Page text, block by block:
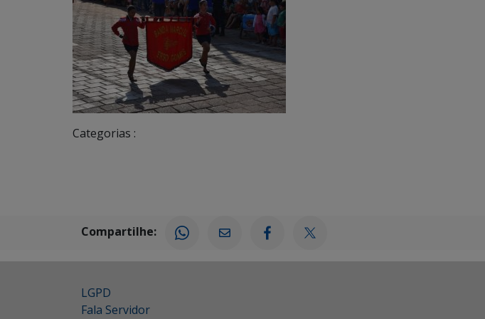
Categorias :
Compartilhe:
LGPD
Fala Servidor